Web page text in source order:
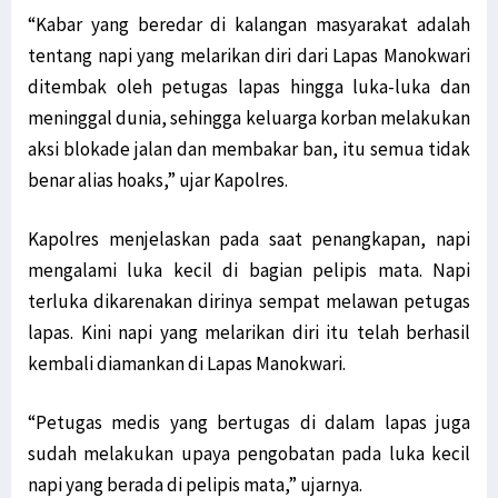
“Kabar yang beredar di kalangan masyarakat adalah
tentang napi yang melarikan diri dari Lapas Manokwari
ditembak oleh petugas lapas hingga luka-luka dan
meninggal dunia, sehingga keluarga korban melakukan
aksi blokade jalan dan membakar ban, itu semua tidak
benar alias hoaks,” ujar Kapolres.
Kapolres menjelaskan pada saat penangkapan, napi
mengalami luka kecil di bagian pelipis mata. Napi
terluka dikarenakan dirinya sempat melawan petugas
lapas. Kini napi yang melarikan diri itu telah berhasil
kembali diamankan di Lapas Manokwari.
“Petugas medis yang bertugas di dalam lapas juga
sudah melakukan upaya pengobatan pada luka kecil
napi yang berada di pelipis mata,” ujarnya.